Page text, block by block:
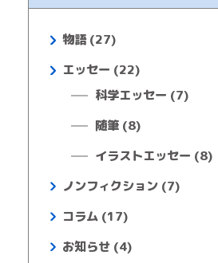
物語 (27)
エッセー (22)
科学エッセー (7)
随筆 (8)
イラストエッセー (8)
ノンフィクション (7)
コラム (17)
お知らせ (4)